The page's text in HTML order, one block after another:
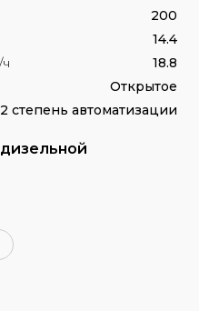
200
14.4
18.8
Открытое
2 степень автоматизации